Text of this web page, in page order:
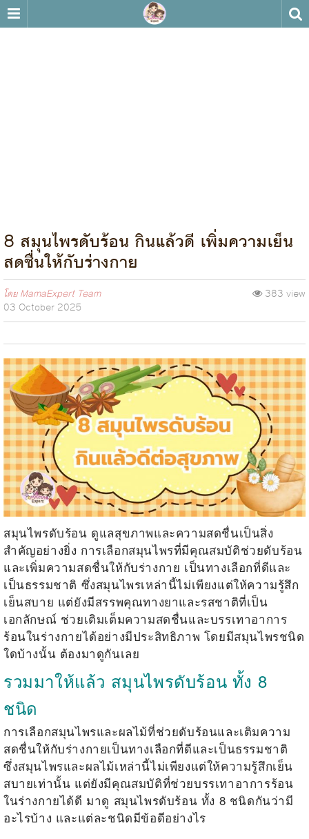
8 สมุนไพรดับร้อน กินแล้วดี เพิ่มความเย็น
สดชื่นให้กับร่างกาย
โดยMamaExpert Team
03 October 2025
383 view
สมุนไพรดับร้อน ดูแลสุขภาพและความสดชื่นเป็นสิ่ง
สำคัญอย่างยิ่ง การเลือกสมุนไพรที่มีคุณสมบัติช่วยดับร้อน
และเพิ่มความสดชื่นให้กับร่างกาย เป็นทางเลือกที่ดีและ
เป็นธรรมชาติ ซึ่งสมุนไพรเหล่านี้ไม่เพียงแต่ให้ความรู้สึก
เย็นสบาย แต่ยังมีสรรพคุณทางยาและรสชาติที่เป็น
เอกลักษณ์ ช่วยเติมเต็มความสดชื่นและบรรเทาอาการ
ร้อนในร่างกายได้อย่างมีประสิทธิภาพ โดยมีสมุนไพรชนิด
ใดบ้างนั้น ต้องมาดูกันเลย
รวมมาให้แล้ว สมุนไพรดับร้อน ทั้ง 8
ชนิด
การเลือกสมุนไพรและผลไม้ที่ช่วยดับร้อนและเติมความ
สดชื่นให้กับร่างกายเป็นทางเลือกที่ดีและเป็นธรรมชาติ
ซึ่งสมุนไพรและผลไม้เหล่านี้ไม่เพียงแต่ให้ความรู้สึกเย็น
สบายเท่านั้น แต่ยังมีคุณสมบัติที่ช่วยบรรเทาอาการร้อน
ในร่างกายได้ดี มาดู สมุนไพรดับร้อน ทั้ง 8 ชนิดกันว่ามี
อะไรบ้าง และแต่ละชนิดมีข้อดีอย่างไร